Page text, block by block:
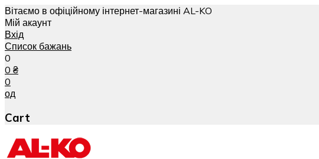
Вітаємо в офіційному інтернет-магазині AL-KO
Мій акаунт
Вхід
Список бажань
0
0 ₴
0
од
Cart